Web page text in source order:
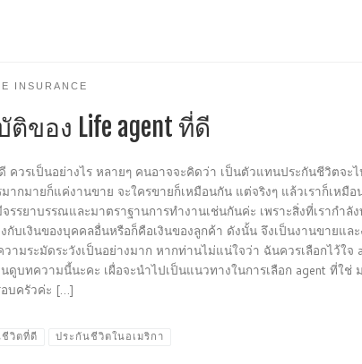
INSURANCE
ของ Life agent ที่ดี
ควรเป็นอย่างไร หลายๆ คนอาจจะคิดว่า เป็นตัวแทนประกันชีวิตจะ
มากมายก็แค่งานขาย จะใครขายก็เหมือนกัน แต่จริงๆ แล้วเราก็เหมือ
รรยาบรรณและมาตราฐานการทำงานเช่นกันค่ะ เพราะสิ่งที่เรากำลั
กับเงินของบุคคลอื่นหรือก็คือเงินของลูกค้า ดังนั้น จึงเป็นงานขายแล
ามระมัดระวังเป็นอย่างมาก หากท่านไม่แน่ใจว่า ฉันควรเลือกไว้ใจ
ดูบทความนี้นะคะ เผื่อจะนำไปเป็นแนวทางในการเลือก agent ที่ใช่
บครัวค่ะ […]
วิตที่ดี ประกันชีวิตในอเมริกา